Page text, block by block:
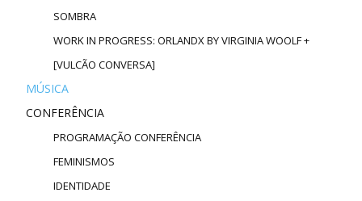
SOMBRA
WORK IN PROGRESS: ORLANDX BY VIRGINIA WOOLF +
[VULCÃO CONVERSA]
MÚSICA
CONFERÊNCIA
PROGRAMAÇÃO CONFERÊNCIA
FEMINISMOS
IDENTIDADE